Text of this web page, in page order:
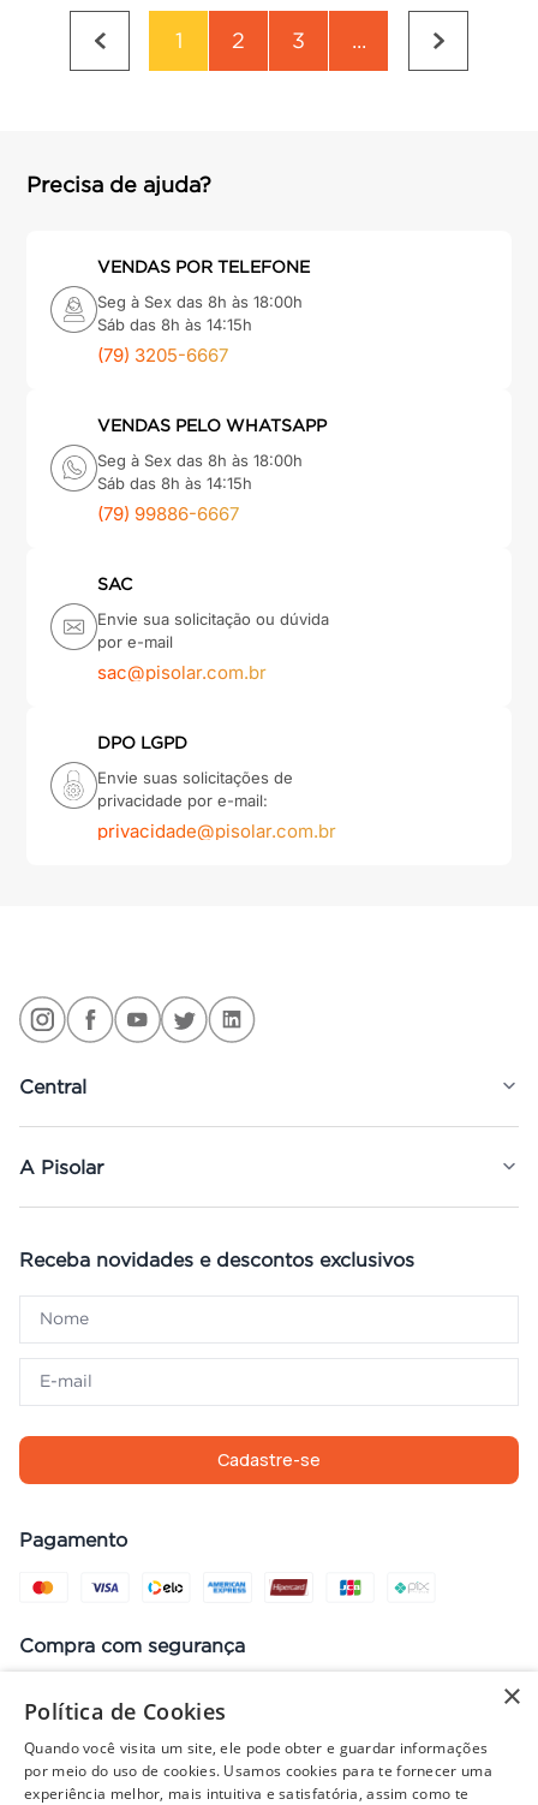
1 2 3 ...
Precisa de ajuda?
VENDAS POR TELEFONE
Seg à Sex das 8h às 18:00h
Sáb das 8h às 14:15h
(79) 3205-6667
VENDAS PELO WHATSAPP
Seg à Sex das 8h às 18:00h
Sáb das 8h às 14:15h
(79) 99886-6667
SAC
Envie sua solicitação ou dúvida
por e-mail
sac@pisolar.com.br
DPO LGPD
Envie suas solicitações de
privacidade por e-mail:
privacidade@pisolar.com.br
Central
A Pisolar
Receba novidades e descontos exclusivos
Cadastre-se
Pagamento
Compra com segurança
Preços, promoções, condições de pagamento e frete válidos apenas
para compras no site. Em caso de divergência, prevalece o valor do
×
Política de Cookies
Quando você visita um site, ele pode obter e guardar informações
por meio do uso de cookies. Usamos cookies para te fornecer uma
experiência melhor, mais intuitiva e satisfatória, assim como te